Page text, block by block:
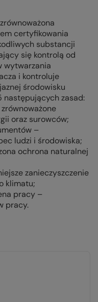
certyfikowania
substancji
się kontrolą od
wytwarzania
i kontroluje
środowisku
następujących zasad:
oraz surowców;
–
ludzi i środowiska;
ochrona naturalnej
zanieczyszczenie
klimatu;
pracy –
pracy.